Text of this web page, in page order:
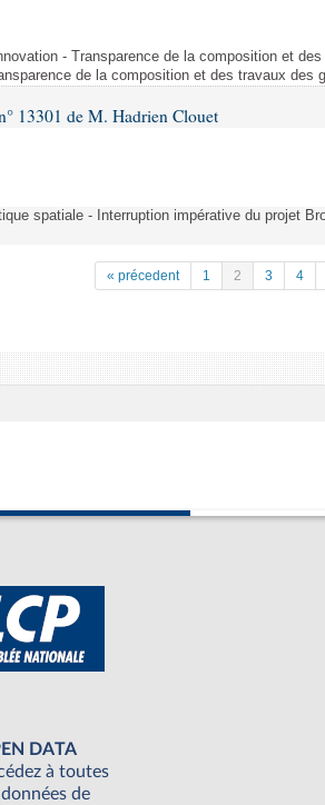
- Transparence de la composition et
de la composition et des travaux des
13301 de M. Hadrien Clouet
spatiale - Interruption impérative du projet
« précedent 1 2 3 4
DATA
à toutes
données de